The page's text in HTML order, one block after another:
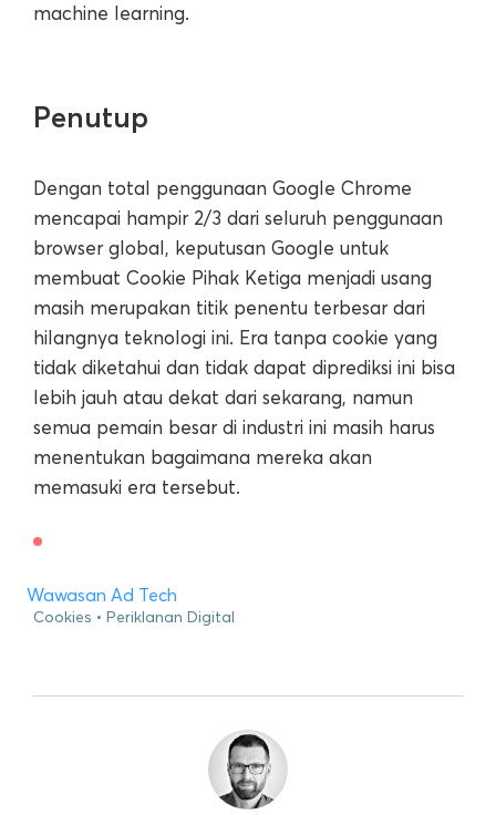
machine learning.
Penutup
Dengan total penggunaan Google Chrome
mencapai hampir 2/3 dari seluruh penggunaan
browser global, keputusan Google untuk
membuat Cookie Pihak Ketiga menjadi usang
masih merupakan titik penentu terbesar dari
hilangnya teknologi ini. Era tanpa cookie yang
tidak diketahui dan tidak dapat diprediksi ini bisa
lebih jauh atau dekat dari sekarang, namun
semua pemain besar di industri ini masih harus
menentukan bagaimana mereka akan
memasuki era tersebut.
Wawasan Ad Tech
Cookies Periklanan Digital